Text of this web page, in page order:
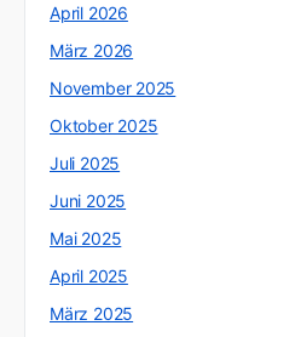
April 2026
März 2026
November 2025
Oktober 2025
Juli 2025
Juni 2025
Mai 2025
April 2025
März 2025